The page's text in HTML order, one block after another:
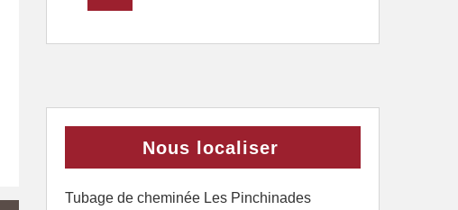
Nous localiser
Tubage de cheminée Les Pinchinades